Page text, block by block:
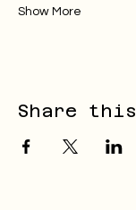
Show More
Share